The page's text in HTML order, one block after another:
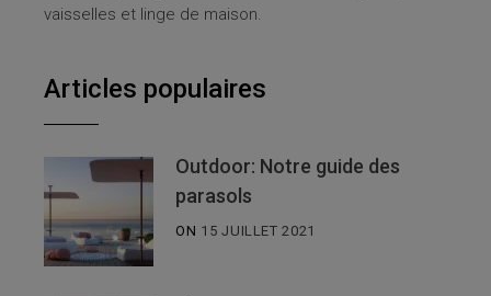
vaisselles et linge de maison.
Articles populaires
Outdoor: Notre guide des
parasols
ON 15 JUILLET 2021